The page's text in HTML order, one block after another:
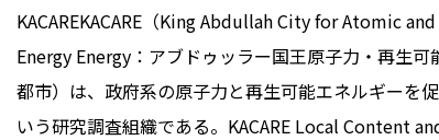
KACAREKACARE（King Abdullah City for Atomic
Energy Energy：アブドゥッラー国王原子力・再生可
都市）は、政府系の原子力と再生可能エネルギーを
いう研究調査組織である。KACARE Local Content